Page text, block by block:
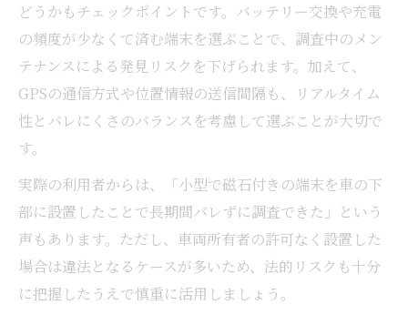
どうかもチェックポイントです。バッテリー交換や充電
の頻度が少なくて済む端末を選ぶことで、調査中のメン
テナンスによる発見リスクを下げられます。加えて、
GPSの通信方式や位置情報の送信間隔も、リアルタイム
性とバレにくさのバランスを考慮して選ぶことが大切で
す。
実際の利用者からは、「小型で磁石付きの端末を車の下
部に設置したことで長期間バレずに調査できた」という
声もあります。ただし、車両所有者の許可なく設置した
場合は違法となるケースが多いため、法的リスクも十分
に把握したうえで慎重に活用しましょう。